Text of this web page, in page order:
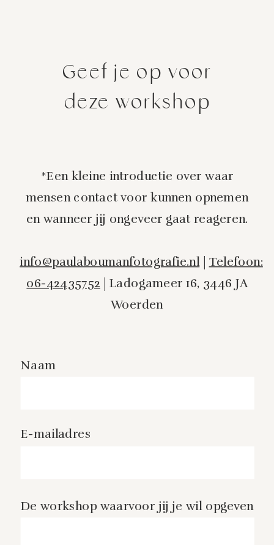
De workshop waarvoor jij je wil opgeven
E-mailadres
Naam
*Een kleine introductie over waar
mensen contact voor kunnen opnemen
en wanneer jij ongeveer gaat reageren.
info@paulaboumanfotografie.nl| Telefoon:
06-42435752 | Ladogameer 16, 3446 JA
Woerden
Geef je op voor
deze workshop